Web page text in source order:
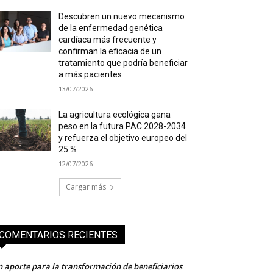
Descubren un nuevo mecanismo
de la enfermedad genética
cardíaca más frecuente y
confirman la eficacia de un
tratamiento que podría beneficiar
a más pacientes
13/07/2026
La agricultura ecológica gana
peso en la futura PAC 2028-2034
y refuerza el objetivo europeo del
25 %
12/07/2026
Cargar más
RECIENTES
aporte para la transformación de beneficiarios